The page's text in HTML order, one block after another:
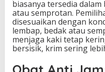
biasanya tersedia
atau semprotan.
disesuaikan dengan
lembap, bedak atau
menjaga kaki tetap
bersisik, krim sering